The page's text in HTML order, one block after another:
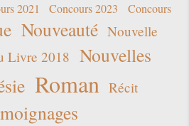
2021 Concours 2023
Concours
Nouveauté Nouvelle
Livre 2018 Nouvelles
Roman Récit